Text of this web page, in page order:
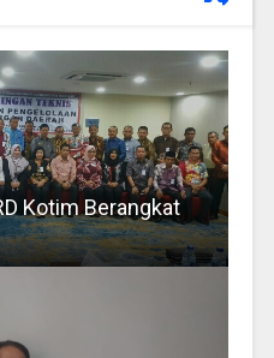
Kotim Berangkat